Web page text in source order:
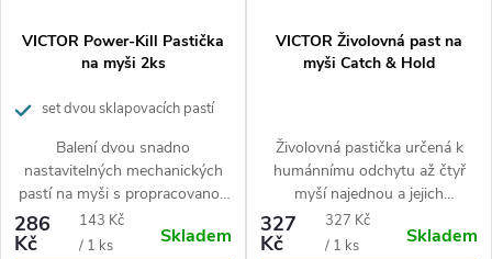
VICTOR Power-Kill Pastička
na myši 2ks
set dvou sklapovacích pastí
Balení dvou snadno
nastavitelných mechanických
pastí na myši s propracovanou
mechanikou, vysoce citlivou
spouští a 99
účinností.
286
Kč
Měrná
cena:
143 Kč
/ 1 ks
Skladem
VICTOR Živolovná past na
myši Catch & Hold
Živolovná pastička určená k
humánnímu odchytu až čtyř
myší najednou a jejich
následnému puštění do volné
přírody.
327
Kč
Měrná
cena:
327 Kč
/ 1 ks
Skladem